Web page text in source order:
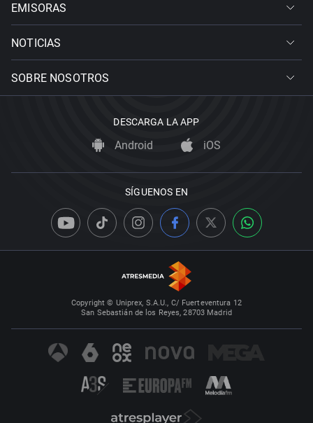
EMISORAS
NOTICIAS
SOBRE NOSOTROS
DESCARGA LA APP
Android iOS
SÍGUENOS EN
Copyright © Uniprex, S.A.U., C/ Fuerteventura 12
San Sebastián de los Reyes, 28703 Madrid